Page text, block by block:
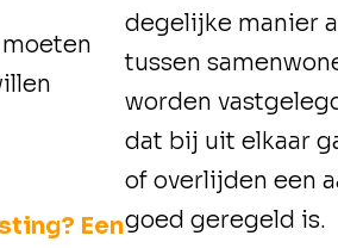
Een
degelijke manier
tussen
worden
dat bij uit elkaar
of overlijden een
goed geregeld is.